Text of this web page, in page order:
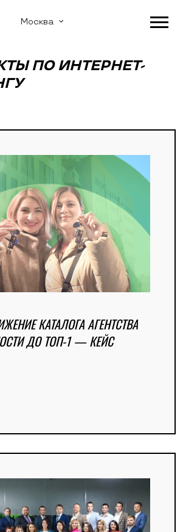
Москва
ПО ИНТЕРНЕТ-
КАТАЛОГА АГЕНТСТВА
ДО ТОП-1 — КЕЙС